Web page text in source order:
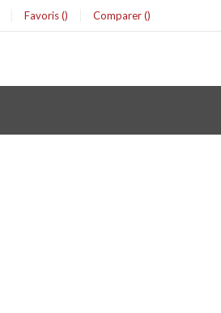
Favoris Comparer